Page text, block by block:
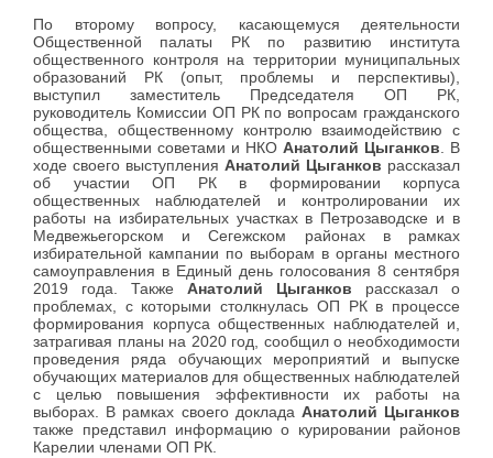
По второму вопросу, касающемуся деятельности
Общественной палаты РК по развитию института
общественного контроля на территории муниципальных
образований РК (опыт, проблемы и перспективы),
выступил заместитель Председателя ОП РК,
руководитель Комиссии ОП РК по вопросам гражданского
общества, общественному контролю взаимодействию с
общественными советами и НКО Анатолий Цыганков . В
ходе своего выступления Анатолий Цыганков рассказал
об участии ОП РК в формировании корпуса
общественных наблюдателей и контролировании их
работы на избирательных участках в Петрозаводске и в
Медвежьегорском и Сегежском районах в рамках
избирательной кампании по выборам в органы местного
самоуправления в Единый день голосования 8 сентября
2019 года. Также Анатолий Цыганков рассказал о
проблемах, с которыми столкнулась ОП РК в процессе
формирования корпуса общественных наблюдателей и,
затрагивая планы на 2020 год, сообщил о необходимости
проведения ряда обучающих мероприятий и выпуске
обучающих материалов для общественных наблюдателей
с целью повышения эффективности их работы на
выборах. В рамках своего доклада Анатолий Цыганков
также представил информацию о курировании районов
Карелии членами ОП РК.